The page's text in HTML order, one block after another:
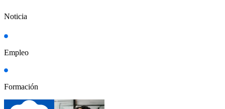
Noticia
Empleo
Formación